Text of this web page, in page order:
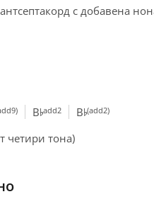
с добавена
B♭add2 B♭(add2)
четири тона)